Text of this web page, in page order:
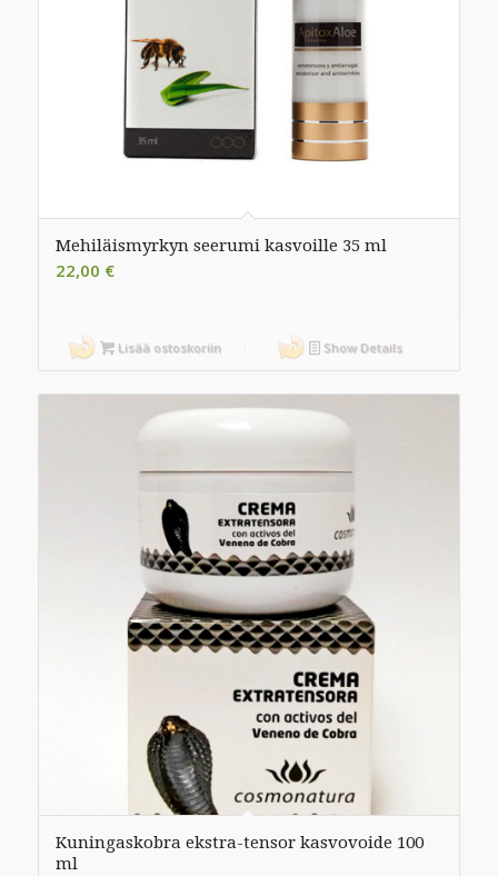
Mehiläismyrkyn seerumi kasvoille 35 ml
22,00 €
Lisää ostoskoriin Show Details
Kuningaskobra ekstra-tensor kasvovoide 100
ml